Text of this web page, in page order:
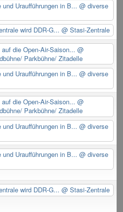
und Uraufführungen in B... @ diverse
wird DDR-G...@ Stasi-Zentrale
die Open-Air-Saison... @
Parkbühne/ Zitadelle
und Uraufführungen in B... @ diverse
die Open-Air-Saison... @
Parkbühne/ Zitadelle
und Uraufführungen in B... @ diverse
und Uraufführungen in B... @ diverse
wird DDR-G...@ Stasi-Zentrale